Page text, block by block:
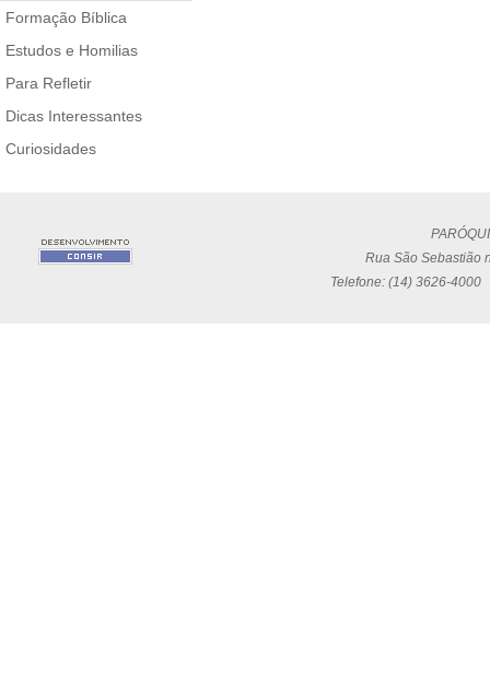
Formação Bíblica
Estudos e Homilias
Para Refletir
Dicas Interessantes
Curiosidades
Rua São Sebastião
Telefone: (14) 3626-